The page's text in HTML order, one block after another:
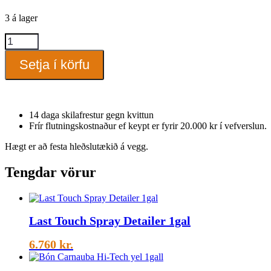
3 á lager
bigboi
ChargD
hleðslutæki
quantity
Setja í körfu
14 daga skilafrestur gegn kvittun
Frír flutningskostnaður ef keypt er fyrir 20.000 kr í vefverslun.
Hægt er að festa hleðslutækið á vegg.
Tengdar vörur
Last Touch Spray Detailer 1gal
6.760 kr.